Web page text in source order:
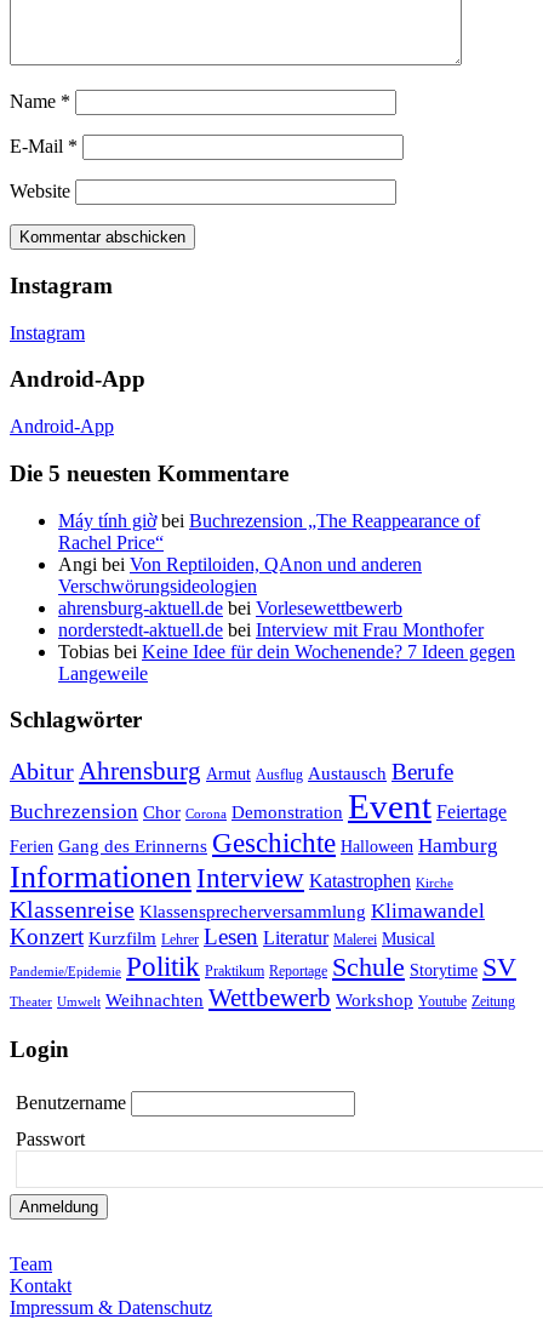
Name *
E-Mail *
Website
Instagram
Instagram
Android-App
Android-App
Die 5 neuesten Kommentare
Máy tính giờbei Buchrezension „The Reappearance of
Rachel Price“
Angi bei Von Reptiloiden, QAnon und anderen
Verschwörungsideologien
ahrensburg-aktuell.de bei Vorlesewettbewerb
norderstedt-aktuell.de bei Interview mit Frau Monthofer
Tobias bei Keine Idee für dein Wochenende? 7 Ideen gegen
Langeweile
Schlagwörter
AbiturAhrensburg Armut Ausflug Austausch Berufe
Buchrezension Chor Corona Demonstration Event Feiertage
Ferien Gang des Erinnerns Geschichte Halloween Hamburg
InformationenInterview Katastrophen Kirche
Klassenreise Klassensprecherversammlung Klimawandel
Konzert Kurzfilm Lehrer Lesen Literatur Malerei Musical
Pandemie/Epidemie Politik Praktikum Reportage Schule Storytime SV
Theater Umwelt Weihnachten Wettbewerb Workshop Youtube Zeitung
Login
Benutzername
Passwort
Team
Kontakt
Impressum & Datenschutz